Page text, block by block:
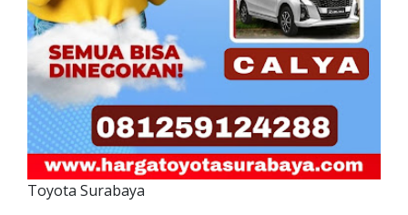
Toyota Surabaya